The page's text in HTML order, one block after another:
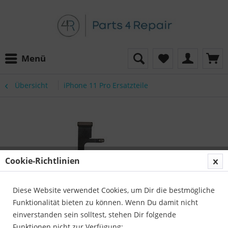
Menü
Übersicht iPhone 11 Pro Ersatzteile
Cookie-Richtlinien
Diese Website verwendet Cookies, um Dir die bestmögliche
Funktionalität bieten zu können. Wenn Du damit nicht
einverstanden sein solltest, stehen Dir folgende